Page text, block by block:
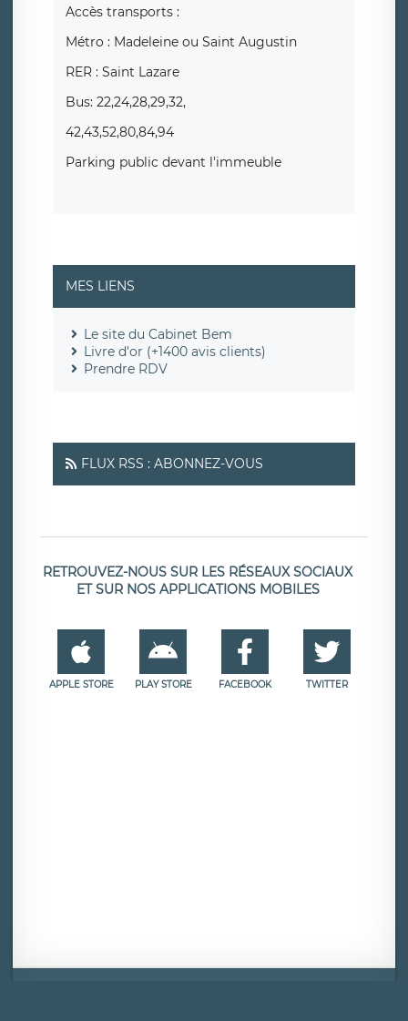
Accès transports :
Métro : Madeleine ou Saint Augustin
RER : Saint Lazare
Bus: 22,24,28,29,32,
42,43,52,80,84,94
Parking public devant l'immeuble
MES LIENS
Le site du Cabinet Bem
Livre d'or (+1400 avis clients)
Prendre RDV
FLUX RSS : ABONNEZ-VOUS
RETROUVEZ-NOUS SUR LES RÉSEAUX SOCIAUX
ET SUR NOS APPLICATIONS MOBILES
APPLE STORE PLAY STORE FACEBOOK TWITTER